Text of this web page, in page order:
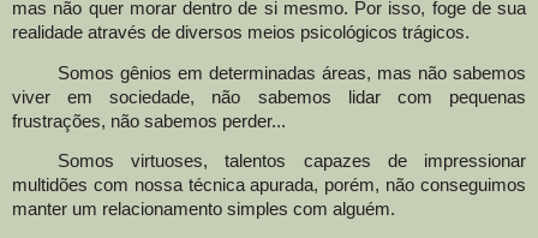
mas não quer morar dentro de si mesmo. Por isso, foge de sua
realidade através de diversos meios psicológicos trágicos.
Somos gênios em determinadas áreas, mas não sabemos
viver em sociedade, não sabemos lidar com pequenas
frustrações, não sabemos perder...
Somos virtuoses, talentos capazes de impressionar
multidões com nossa técnica apurada, porém, não conseguimos
manter um relacionamento simples com alguém.